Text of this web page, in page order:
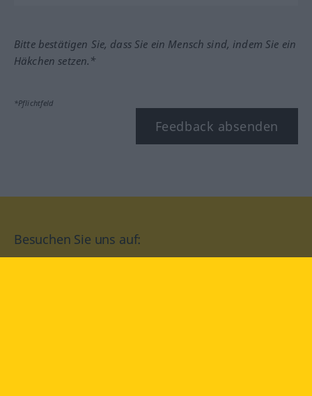
Bitte bestätigen Sie, dass Sie ein Mensch sind, indem Sie ein
Häkchen setzen.*
*Pflichtfeld
Feedback absenden
Besuchen Sie uns auf: